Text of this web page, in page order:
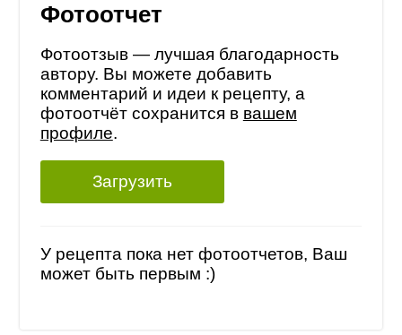
Фотоотчет
Фотоотзыв — лучшая благодарность
автору. Вы можете добавить
комментарий и идеи к рецепту, а
фотоотчёт сохранится в вашем
профиле.
Загрузить
У рецепта пока нет фотоотчетов, Ваш
может быть первым :)